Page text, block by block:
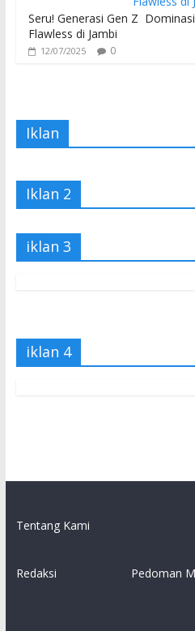
Seru! Generasi Gen Z
Flawless di Jambi
12/07/2025 0
Iklan
Iklan 2
iklan 3
iklan 4
Tentang Kami
Redaksi Pedoman